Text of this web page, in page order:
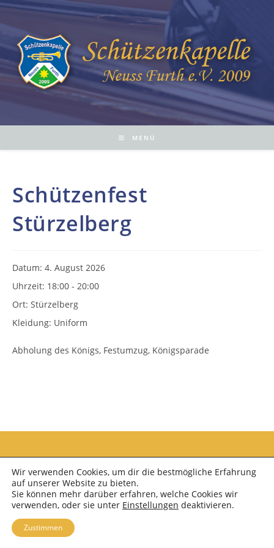
Zum
Inhalt
springen
MENÜ
Schützenfest
Stürzelberg
Datum: 4. August 2026
Uhrzeit: 18:00 - 20:00
Ort: Stürzelberg
Kleidung: Uniform
Abholung des Königs, Festumzug, Königsparade
Copyright 2026 - Schützenkapelle Neuss Furth e.V.; OceanWP Theme by Nick
Wir verwenden Cookies, um dir die bestmögliche Erfahrung
auf unserer Website zu bieten.
Sie können mehr darüber erfahren, welche Cookies wir
verwenden, oder sie unter Einstellungen deaktivieren.
Zustimmen